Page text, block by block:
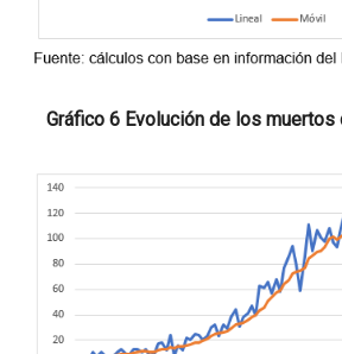
Gráfico 6 Evolución de los